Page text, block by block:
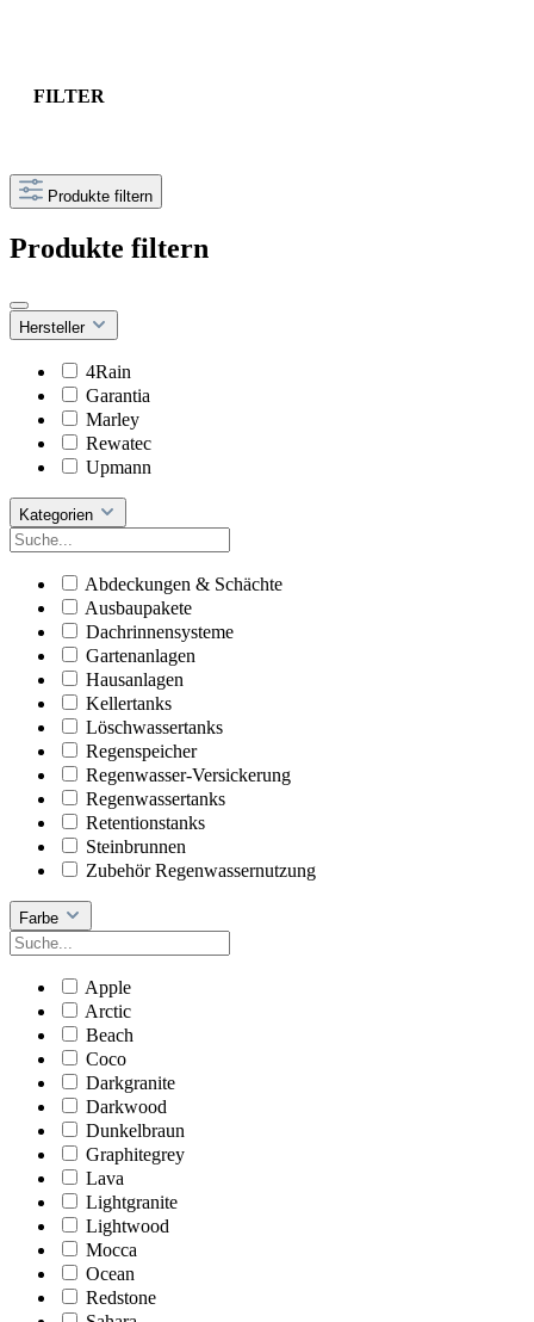
FILTER
Produkte filtern
Produkte filtern
Hersteller
4Rain
Garantia
Marley
Rewatec
Upmann
Kategorien
Abdeckungen & Schächte
Ausbaupakete
Dachrinnensysteme
Gartenanlagen
Hausanlagen
Kellertanks
Löschwassertanks
Regenspeicher
Regenwasser-Versickerung
Regenwassertanks
Retentionstanks
Steinbrunnen
Zubehör Regenwassernutzung
Farbe
Apple
Arctic
Beach
Coco
Darkgranite
Darkwood
Dunkelbraun
Graphitegrey
Lava
Lightgranite
Lightwood
Mocca
Ocean
Redstone